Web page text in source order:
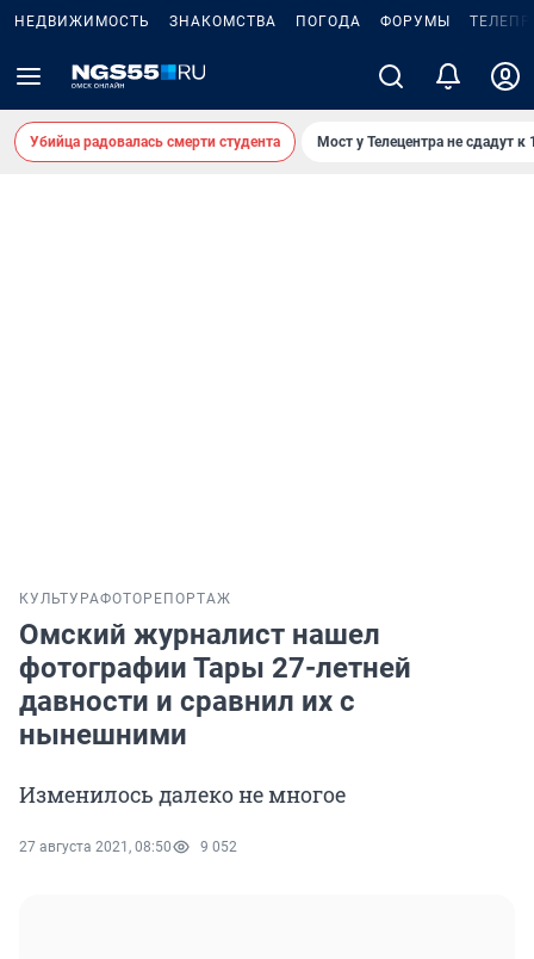
НЕДВИЖИМОСТЬ ЗНАКОМСТВА ПОГОДА ФОРУМЫ
Убийца радовалась смерти студента Мост у Телецентра не сдадут к
КУЛЬТУРАФОТОРЕПОРТАЖ
Омский журналист нашел
фотографии Тары 27-летней
давности и сравнил их с
нынешними
Изменилось далеко не многое
27 августа 2021, 08:50 9 052